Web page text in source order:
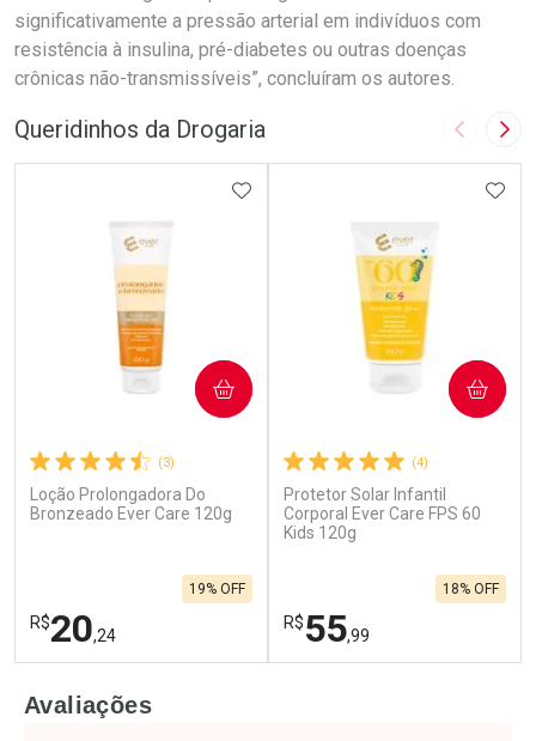
significativamente a pressão arterial em indivíduos com
resistência à insulina, pré-diabetes ou outras doenças
crônicas não-transmissíveis”, concluíram os autores.
Queridinhos da Drogaria Imagem
(3)
Loção Prolongadora Do
Bronzeado Ever Care 120g
R$20,24
19% OFF
ADICIONAR AOS FAVORITOS
COMPRAR
(4)
Protetor Solar Infantil
Corporal Ever Care FPS 60
Kids 120g
R$55,99
18% OFF
COMPRAR
Avaliações